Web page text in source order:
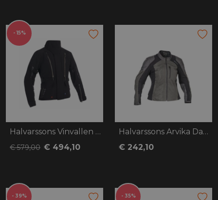
- 15%
Halvarssons Vinvallen Dames
€ 579,00 € 494,10
Halvarssons Arvika Dames
€ 242,10
- 39% - 35%